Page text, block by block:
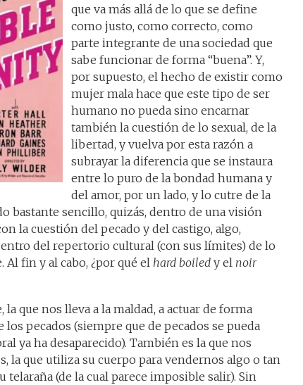
que va más allá de lo que se define
como justo, como correcto, como
parte integrante de una sociedad que
sabe funcionar de forma “buena”. Y,
por supuesto, el hecho de existir como
mujer mala hace que este tipo de ser
humano no pueda sino encarnar
también la cuestión de lo sexual, de la
libertad, y vuelva por esta razón a
subrayar la diferencia que se instaura
entre lo puro de la bondad humana y
del amor, por un lado, y lo cutre de la
bastante sencillo, quizás, dentro de una visión
la cuestión del pecado y del castigo, algo,
del repertorio cultural (con sus límites) de lo
fin y al cabo, ¿por qué el hard boiled y el noir
la que nos lleva a la maldad, a actuar de forma
pecados (siempre que de pecados se pueda
ya ha desaparecido). También es la que nos
la que utiliza su cuerpo para vendernos algo o tan
(de la cual parece imposible salir). Sin